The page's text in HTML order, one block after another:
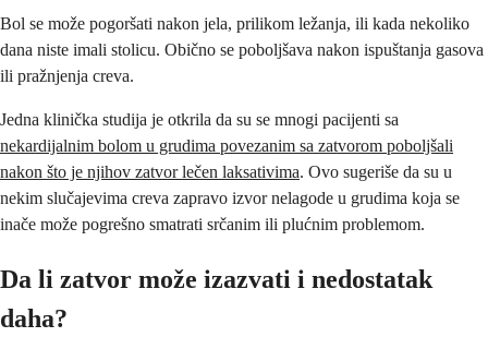
Bol se može pogoršati nakon jela, prilikom ležanja, ili kada nekoliko
dana niste imali stolicu. Obično se poboljšava nakon ispuštanja gasova
ili pražnjenja creva.
Jedna klinička studija je otkrila da su se mnogi pacijenti sa
nekardijalnim bolom u grudima povezanim sa zatvorom poboljšali
nakon što je njihov zatvor lečen laksativima. Ovo sugeriše da su u
nekim slučajevima creva zapravo izvor nelagode u grudima koja se
inače može pogrešno smatrati srčanim ili plućnim problemom.
Da li zatvor može izazvati i nedostatak
daha?